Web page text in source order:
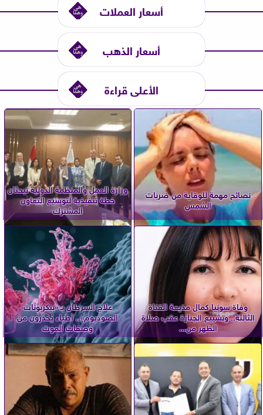
أسعار العملات
أسعار الذهب
الأعلى قراءة
نصائح مهمة للوقاية من ضربات
الشمس
وزارة العمل والمنظمة الدولية تبحثان
خطة تنفيذية لتوسيع التعاون
المشترك
وفاة سونيا كمال مذيعة القناة
الثالثة.. وتشييع الجنازة عقب صلاة
الظهر من...
علاج السرطان بـ «بيكربونات
الصوديوم».. أطباء يُحذّرون من
وصفات الموت